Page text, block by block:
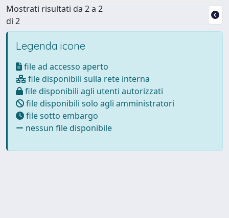
Mostrati risultati da 2 a 2
di 2
Legenda icone
file ad accesso aperto
file disponibili sulla rete interna
file disponibili agli utenti autorizzati
file disponibili solo agli amministratori
file sotto embargo
nessun file disponibile